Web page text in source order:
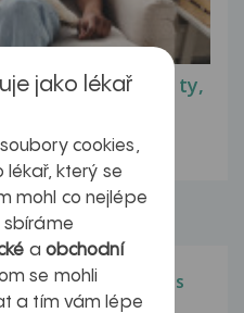
– naděje pro ty,
a aktovky Baagl s
jako lékař
cookies,
který se
mohl co nejlépe
a obchodní
se mohli
a tím vám lépe